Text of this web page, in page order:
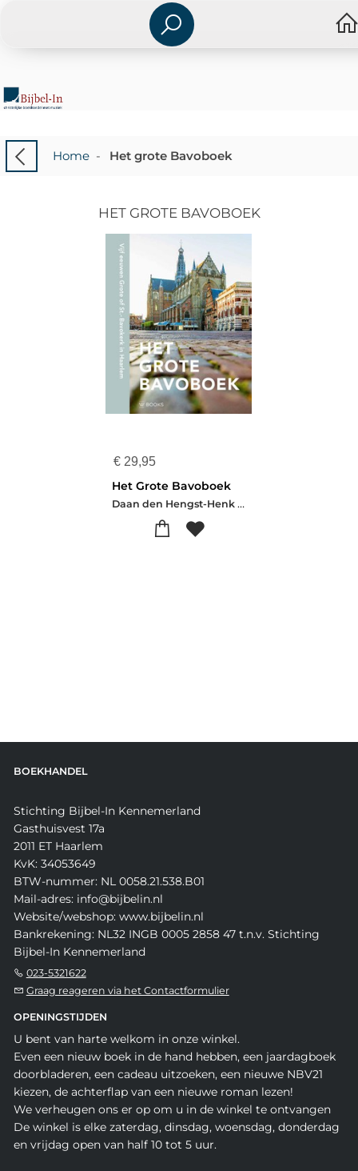
Home- Het grote Bavoboek
HET GROTE BAVOBOEK
€ 29,95
Het Grote Bavoboek
Daan den Hengst-Henk Kaan
BOEKHANDEL
Stichting Bijbel-In Kennemerland
Gasthuisvest 17a
2011 ET Haarlem
KvK: 34053649
BTW-nummer: NL 0058.21.538.B01
Mail-adres: info@bijbelin.nl
Website/webshop: www.bijbelin.nl
Bankrekening: NL32 INGB 0005 2858 47 t.n.v. Stichting
Bijbel-In Kennemerland
023-5321622
Graag reageren via het Contactformulier
OPENINGSTIJDEN
U bent van harte welkom in onze winkel.
Even een nieuw boek in de hand hebben, een jaardagboek
doorbladeren, een cadeau uitzoeken, een nieuwe NBV21
kiezen, de achterflap van een nieuwe roman lezen!
We verheugen ons er op om u in de winkel te ontvangen
De winkel is elke zaterdag, dinsdag, woensdag, donderdag
en vrijdag open van half 10 tot 5 uur.